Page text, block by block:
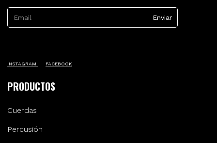
INSTAGRAM FACEBOOK
PRODUCTOS
Cuerdas
Percusión